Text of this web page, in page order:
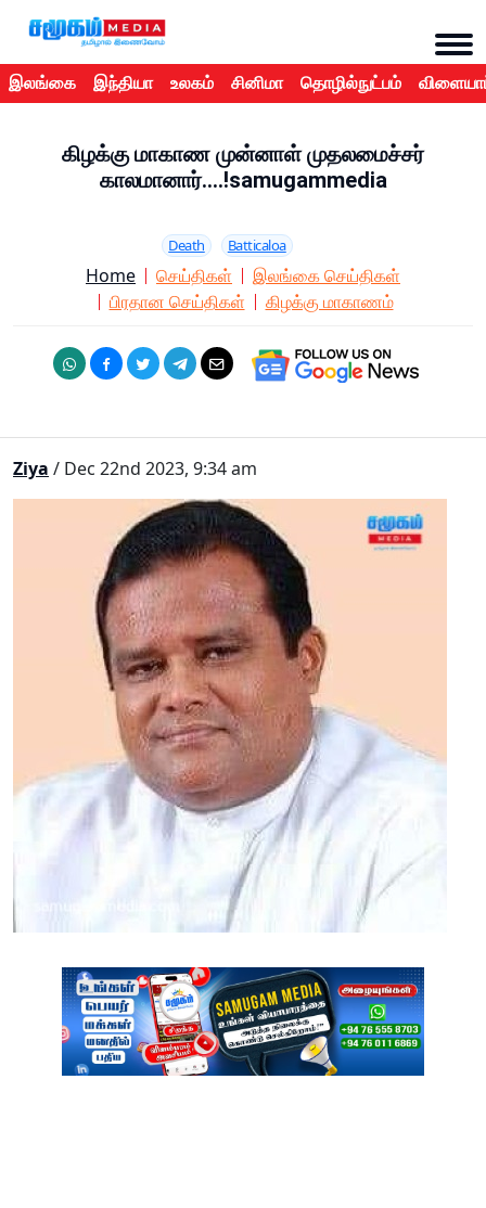
இலங்கை இந்தியா உலகம் சினிமா தொழில்நுட்பம்
கிழக்கு மாகாண முன்னாள் முதலமைச்சர்
காலமானார்....!samugammedia
Death Batticaloa
Home செய்திகள்
இலங்கை செய்திகள்
பிரதான செய்திகள்
கிழக்கு மாகாணம்
Ziya / Dec 22nd 2023, 9:34 am